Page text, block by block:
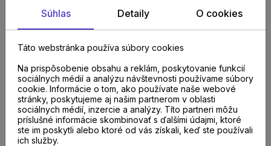
Súhlas Detaily O cookies
Táto webstránka používa súbory cookies
Na prispôsobenie obsahu a reklám, poskytovanie funkcií
sociálnych médií a analýzu návštevnosti používame súbory
cookie. Informácie o tom, ako používate naše webové
stránky, poskytujeme aj našim partnerom v oblasti
sociálnych médií, inzercie a analýzy. Títo partneri môžu
príslušné informácie skombinovať s ďalšími údajmi, ktoré
ste im poskytli alebo ktoré od vás získali, keď ste používali
ich služby.